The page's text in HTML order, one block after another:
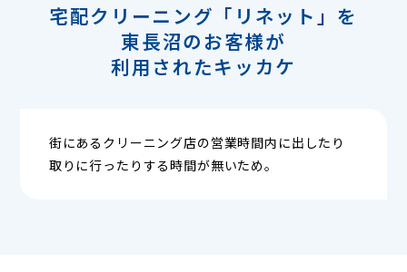
宅配クリーニング「リネット」を
東長沼のお客様が
利用されたキッカケ
街にあるクリーニング店の営業時間内に出したり
取りに行ったりする時間が無いため。